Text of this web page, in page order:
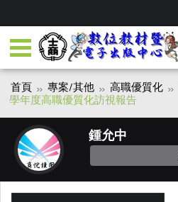
首頁 專案/其他 高職優質化
學年度高職優質化訪視報告
鍾允中